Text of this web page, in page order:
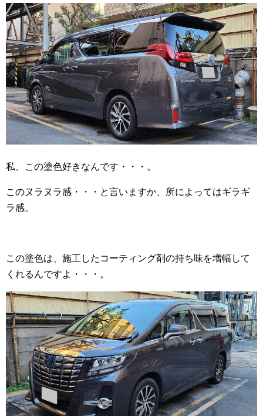
私、この塗色好きなんです・・・。
このヌラヌラ感・・・と言いますか、所によってはギラギ
ラ感。
この塗色は、施工したコーティング剤の持ち味を増幅して
くれるんですよ・・・。